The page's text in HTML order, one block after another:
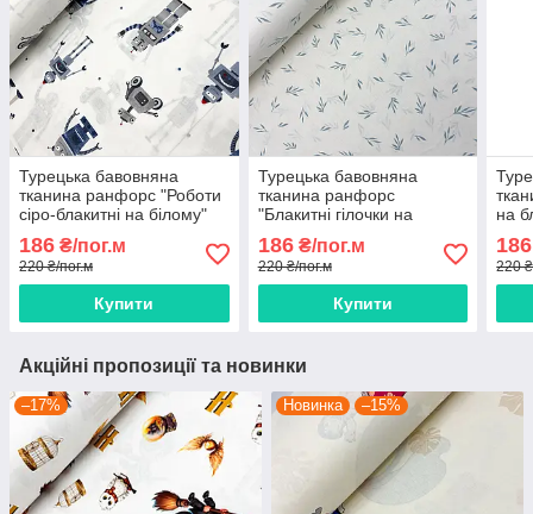
Турецька бавовняна
тканина ранфорс "Роботи
сіро-блакитні на білому"
240 см
186 ₴/пог.м
220 ₴/пог.м
Купити
Турецька бавовняна
тканина ранфорс
"Блакитні гілочки на
молочному" 240 см
186₴/пог.м
220 ₴/пог.м
Купити
на
186
220
Акційні пропозиції та новинки
–17% Новинка –15%